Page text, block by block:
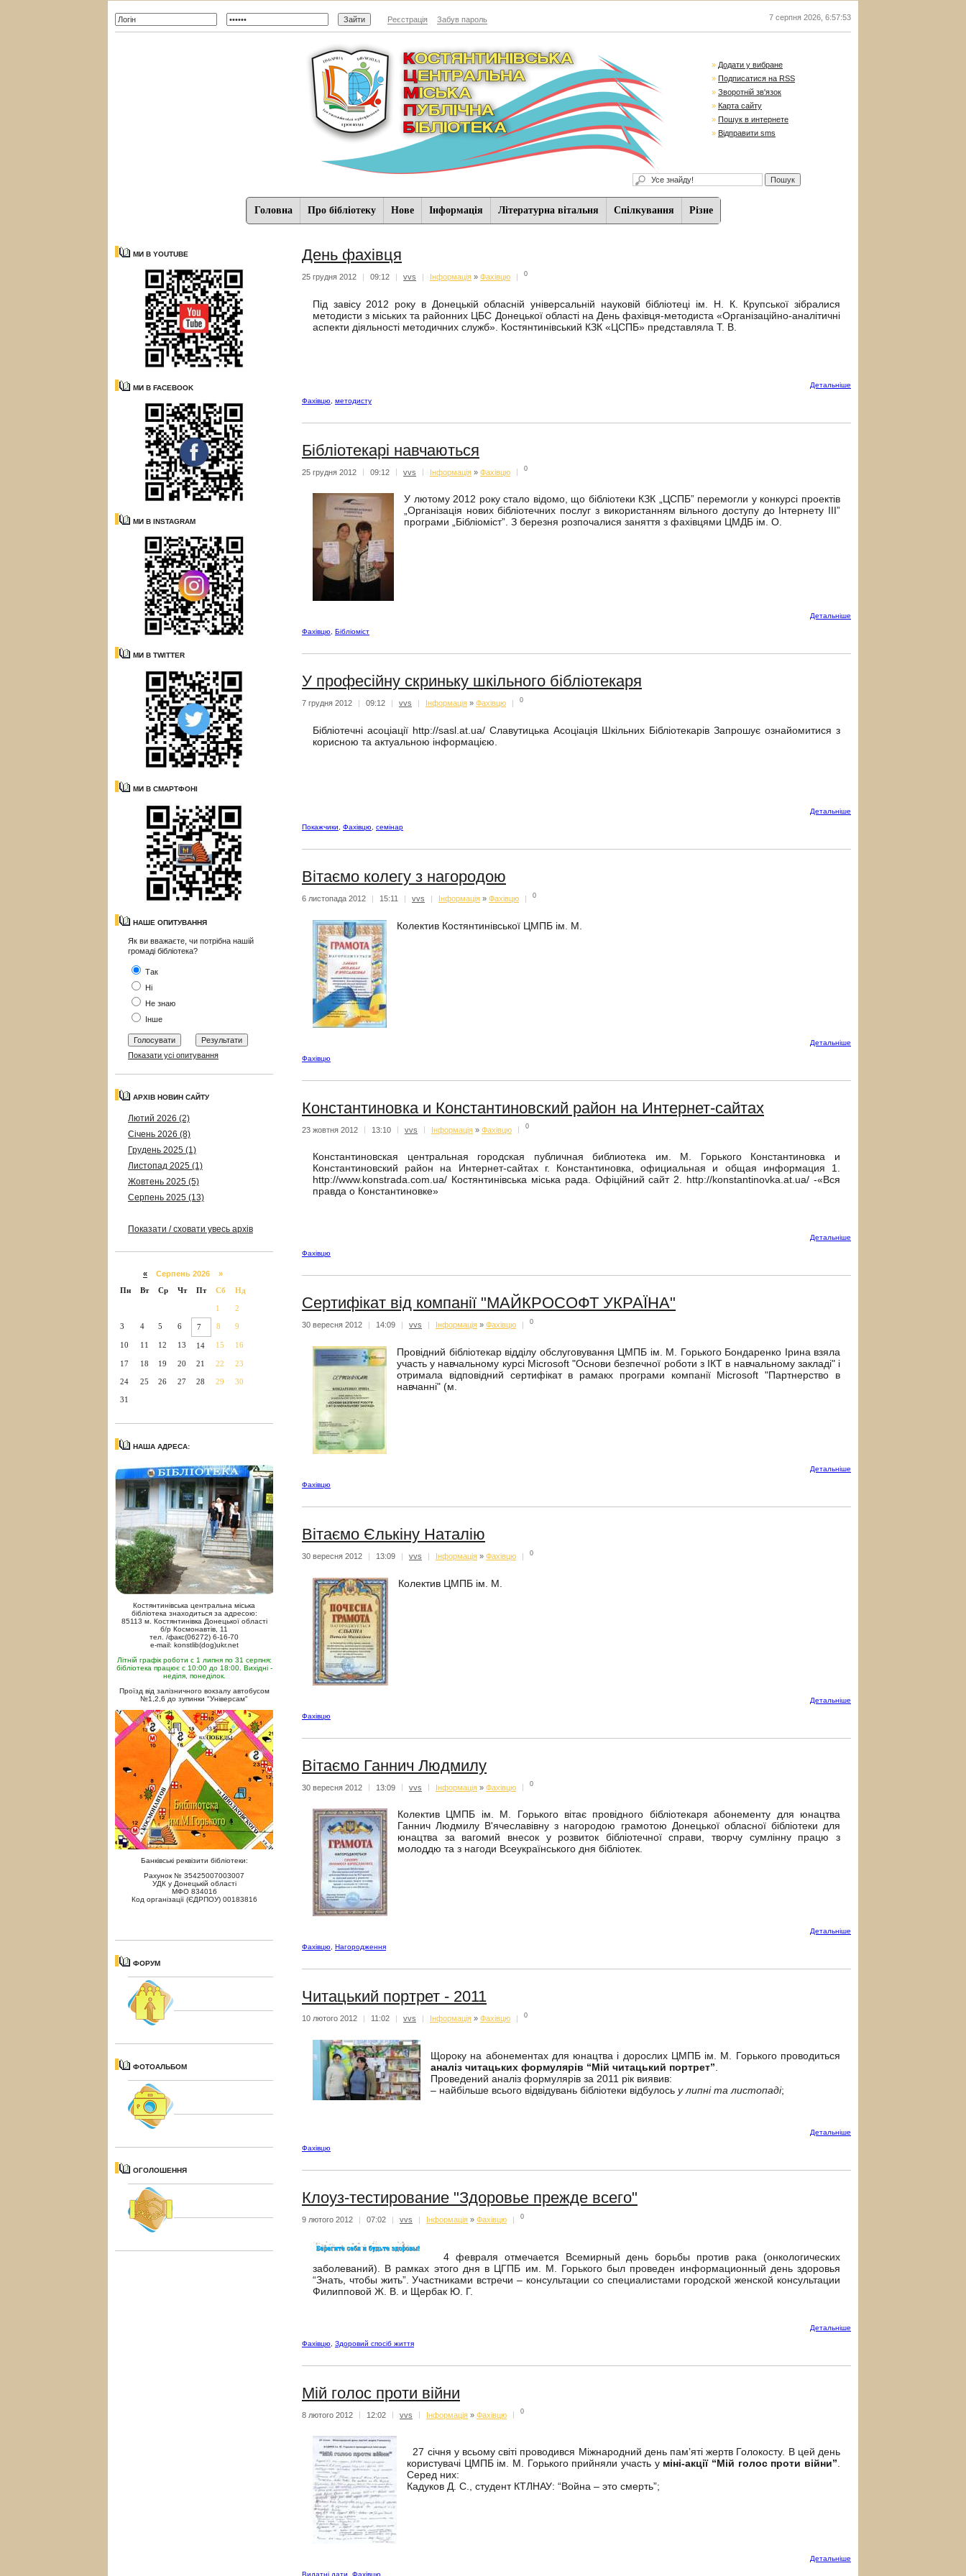
Реєстрація Забув пароль 7 серпня 2026 6:57:54
» Додати у вибране
» Подписатися на RSS
» Зворотній зв'язок
» Карта сайту
» Пошук в интернете
» Відправити sms
Головна Про бібліотеку Нове Iнформацiя Літературна вітальня Спiлкування Різне
МИ В YOUTUBE
МИ В FACEBOOK
МИ В INSTAGRAM
МИ В TWITTER
МИ В СМАРТФОНІ
НАШЕ ОПИТУВАННЯ
Як ви вважаєте, чи потрібна нашій
громаді бібліотека?
Так
Ні
Не знаю
Інше
Показати усі опитування
АРХІВ НОВИН САЙТУ
Лютий 2026 (2)
Січень 2026 (8)
Грудень 2025 (1)
Листопад 2025 (1)
Жовтень 2025 (5)
Серпень 2025 (13)
Показати / сховати увесь архів
« Серпень 2026 »
Пн
Вт Ср Чт Пт Сб Нд
1 2
3 4 5 6 7 8 9
10 11 12 13 14 15 16
17 18 19 20 21 22 23
24 25 26 27 28 29 30
31
НАША АДРЕСА:
Костянтинівська центральна міська
бібліотека знаходиться за адресою:
85113 м. Костянтинівка Донецької області
б/р Космонавтів, 11
тел. /факс(06272) 6-16-70
e-mail: konstlib(dog)ukr.net
Літній графік роботи с 1 липня по 31 серпня:
бібліотека працює с 10:00 до 18:00. Вихідні -
неділя, понеділок.
Проїзд від залізничного вокзалу автобусом
№1,2,6 до зупинки "Універсам"
Банківські реквізити бібліотеки:
Рахунок № 35425007003007
УДК у Донецькій області
МФО 834016
Код організації (ЄДРПОУ) 00183816
ФОРУМ
ФОТОАЛЬБОМ
ОГОЛОШЕННЯ
День фахівця
25 грудня 2012 | 09:12 | vvs | Iнформацiя » Фахівцю | 0
Під завісу 2012 року в Донецькій обласній універсальній науковій бібліотеці ім. Н. К. Крупської зібралися
методисти з міських та районних ЦБС Донецької області на День фахівця-методиста «Організаційно-аналітичні
аспекти діяльності методичних служб». Костянтинівський КЗК «ЦСПБ» представляла Т. В.
Детальнiше
Фахівцю
методисту
Бібліотекарі навчаються
25 грудня 2012 09:12 vvs Iнформацiя » Фахівцю 0
У лютому 2012 року стало відомо, що бібліотеки КЗК „ЦСПБ” перемогли у конкурсі проектів
„Організація нових бібліотечних послуг з використанням вільного доступу до Інтернету ІІІ”
програми „Бібліоміст”. З березня розпочалися заняття з фахівцями ЦМДБ ім. О.
Детальнiше
Фахівцю, Бібліоміст
У професійну скриньку шкільного бібліотекаря
7 грудня 2012 | 09:12 | vvs | Iнформацiя » Фахівцю | 0
Бібліотечні асоціації http://sasl.at.ua/ Славутицька Асоціація Шкільних Бібліотекарів Запрошує ознайомитися з
корисною та актуальною інформацією.
Детальнiше
Покажчики
Фахівцю семінар
Вітаємо колегу з нагородою
6 листопада 2012 | 15:11 | vvs | Iнформацiя » Фахівцю | 0
Колектив Костянтинівської ЦМПБ ім. М.
Детальнiше
Фахівцю
Константиновка и Константиновский район на Интернет-сайтах
23 жовтня 2012 13:10 vvs Iнформацiя » Фахівцю 0
Константиновская центральная городская публичная библиотека им. М. Горького Константиновка и
Константиновский район на Интернет-сайтах г. Константиновка, официальная и общая информация 1.
http://www.konstrada.com.ua/ Костянтинівська міська рада. Офіційний сайт 2. http://konstantinovka.at.ua/ -«Вся
правда о Константиновке»
Детальнiше
Фахівцю
Сертифікат від компанії "МАЙКРОСОФТ УКРАЇНА"
30 вересня 2012 | 14:09 | vvs | Iнформацiя » Фахівцю | 0
Провідний бібліотекар відділу обслуговування ЦМПБ ім. М. Горького Бондаренко Ірина взяла
участь у навчальному курсі Microsoft "Основи безпечної роботи з ІКТ в навчальному закладі" і
отримала відповідний сертифікат в рамакх програми компанії Microsoft "Партнерство в
навчанні" (м.
Детальнiше
Фахівцю
Вітаємо Єлькіну Наталію
30 вересня 2012 | 13:09 | vvs | Iнформацiя » Фахівцю | 0
Колектив ЦМПБ ім. М.
Детальнiше
Фахівцю
Вітаємо Ганнич Людмилу
30 вересня 2012 13:09 vvs Iнформацiя » Фахівцю 0
Колектив ЦМПБ ім. М. Горького вітає провідного бібліотекаря абонементу для юнацтва
Ганнич Людмилу В'ячеславівну з нагородою грамотою Донецької обласної бібліотеки для
юнацтва за вагомий внесок у розвиток бібліотечної справи, творчу сумлінну працю з
молоддю та з нагоди Всеукраїнського дня бібліотек.
Детальнiше
Фахівцю, Нагородження
Читацький портрет - 2011
10 лютого 2012 | 11:02 | vvs | Iнформацiя » Фахівцю | 0
Щороку на абонементах для юнацтва і дорослих ЦМПБ ім. М. Горького проводиться
аналіз читацьких формулярів “Мій читацький портрет”
Проведений аналіз формулярів за 2011 рік виявив:
– найбільше всього відвідувань бібліотеки відбулось у липні та листопаді;
Детальнiше
Фахівцю
Клоуз-тестирование "Здоровье прежде всего"
9 лютого 2012 | 07:02 | vvs | Iнформацiя » Фахівцю | 0
4 февраля отмечается Всемирный день борьбы против рака (онкологических
заболеваний). В рамках этого дня в ЦГПБ им. М. Горького был проведен информационный день здоровья
“Знать, чтобы жить”. Участниками встречи – консультации со специалистами городской женской консультации
Филипповой Ж. В. и Щербак Ю. Г.
Детальнiше
Фахівцю
Здоровий спосіб життя
Мій голос проти війни
8 лютого 2012 12:02 vvs Iнформацiя » Фахівцю 0
27 січня у всьому світі проводився Міжнародний день пам’яті жертв Голокосту. В цей день
користувачі ЦМПБ ім. М. Горького прийняли участь у міні-акції “Мій голос проти війни”.
Серед них:
Кадуков Д. С., студент КТЛНАУ: “Война – это смерть”;
Детальнiше
Видатні дати
Фахівцю